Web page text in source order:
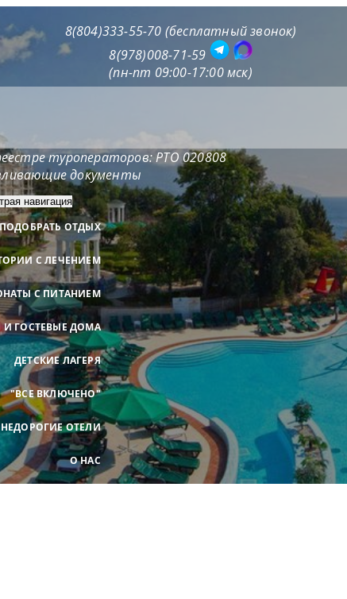
8(804)333-55-70 (бесплатный звонок)
8(978)008-71-59
(пн-пт 09:00-17:00 мск)
туроператоров: РТО 020808
документы
навигация
ОТДЫХ
С ЛЕЧЕНИЕМ
С ПИТАНИЕМ
И ГОСТЕВЫЕ ДОМА
ДЕТСКИЕ ЛАГЕРЯ
"ВСЕ ВКЛЮЧЕНО"
НЕДОРОГИЕ ОТЕЛИ
О НАС